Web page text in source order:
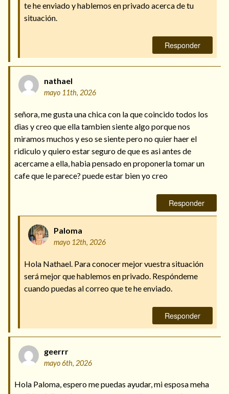
te he enviado y hablemos en privado acerca de tu
situación.
Responder
nathael
mayo 11th, 2026
señora, me gusta una chica con la que coincido todos los
dias y creo que ella tambien siente algo porque nos
miramos muchos y eso se siente pero no quier haer el
ridiculo y quiero estar seguro de que es asi antes de
acercame a ella, habia pensado en proponerla tomar un
cafe que le parece? puede estar bien yo creo
Responder
Paloma
mayo 12th, 2026
Hola Nathael. Para conocer mejor vuestra situación
será mejor que hablemos en privado. Respóndeme
cuando puedas al correo que te he enviado.
Responder
geerrr
mayo 6th, 2026
Hola Paloma, espero me puedas ayudar, mi esposa meha